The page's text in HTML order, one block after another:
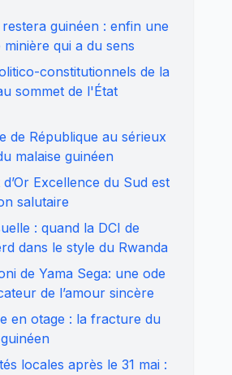
guinéen : enfin une
qui a du sens
constitutionnels de la
sommet de l'État
de République au sérieux
malaise guinéen
Excellence du Sud est
salutaire
: quand la DCI de
dans le style du Rwanda
de Yama Sega: une ode
de l’amour sincère
en otage : la fracture du
locales après le 31 mai :